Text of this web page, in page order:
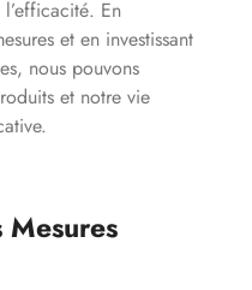
En
et en investissant
nous pouvons
et notre vie